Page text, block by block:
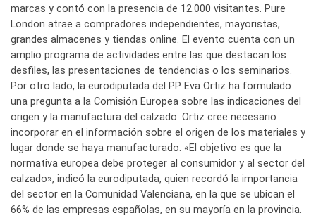
marcas y contó con la presencia de 12.000 visitantes. Pure
London atrae a compradores independientes, mayoristas,
grandes almacenes y tiendas online. El evento cuenta con un
amplio programa de actividades entre las que destacan los
desfiles, las presentaciones de tendencias o los seminarios.
Por otro lado, la eurodiputada del PP Eva Ortiz ha formulado
una pregunta a la Comisión Europea sobre las indicaciones del
origen y la manufactura del calzado. Ortiz cree necesario
incorporar en el información sobre el origen de los materiales y
lugar donde se haya manufacturado. «El objetivo es que la
normativa europea debe proteger al consumidor y al sector del
calzado», indicó la eurodiputada, quien recordó la importancia
del sector en la Comunidad Valenciana, en la que se ubican el
66% de las empresas españolas, en su mayoría en la provincia.